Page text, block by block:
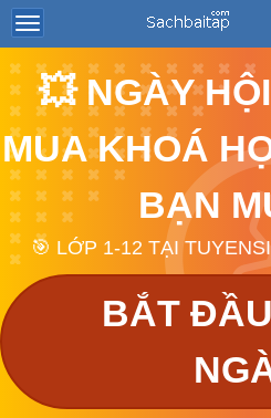
💥 NGÀY
MUA KHOÁ
BẠN
🎯 LỚP 1-12 TẠI
BẮT